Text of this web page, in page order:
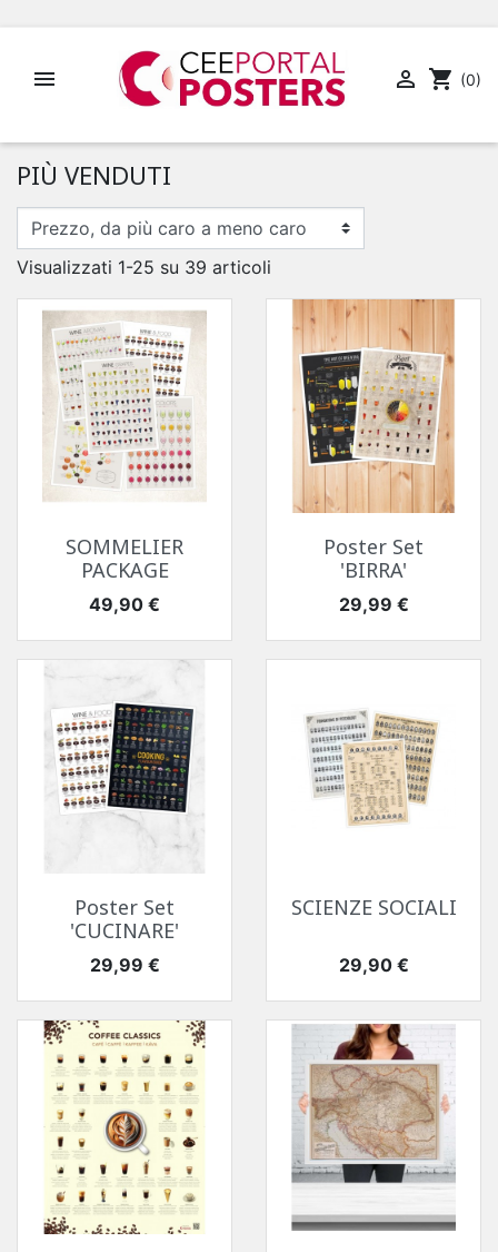
  shopping_cart (0)
PIÙ VENDUTI
Visualizzati 1-25 su 39 articoli
SOMMELIER
PACKAGE
Prezzo
49,90 €
Poster Set
'BIRRA'
Prezzo
29,99 €
Poster Set
'CUCINARE'
Prezzo
29,99 €
SCIENZE SOCIALI
Prezzo
29,90 €